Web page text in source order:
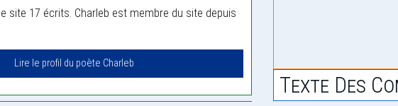
site 17 écrits. Charleb est membre du site depuis
Lire le profil du poète Charleb
Texte Des